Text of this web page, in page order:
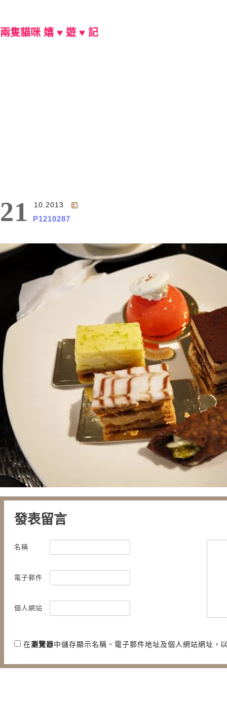
兩隻貓咪 嬉 ♥ 遊 ♥ 記
21 10.2013
P1210287
發表留言
名稱
電子郵件
個人網站
在瀏覽器中儲存顯示名稱、電子郵件地址及個人網站網址，